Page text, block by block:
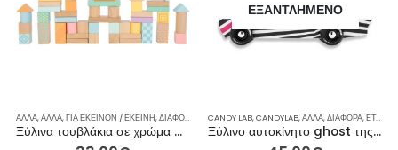
& ΒΙΒΛΊΑ
,ΑΞΕΣΟΥΆΡ,ΑΞΕΣΟΥΆΡ,ΓΙΑ ΕΚΕΊΝΟΝ / ΕΚΕΊΝΗ ,ΕΠΟΧΙΑΚΆ,ΙΔΈΕΣ ΓΙΑ ΔΏΡΑ,ΠΆΣΧΑ,
ΆΛΛΑ,ΆΛΛΑ,ΓΙΑ ΕΚΕΊΝΟΝ / ΕΚΕΊΝΗ,ΔΙΆΦΟΡΑ ΙΔΈΕΣ ΓΙΑ ΔΏΡΑ,ΞΎΛΙΝΑ,ΠΑΖΛ,ΤΈΧΝΗ & ΒΙΒΛΊΑ
Ξύλινα τουβλάκια σε χρώμα παστέλ 50 τεμάχια.
ΕΞΑΝΤΛΗΜΈΝΟ
CANDY LAB,CANDYLAB,ΆΛΛΑ,ΔΙΆΦΟΡΑ,ΕΤΑΙΡΕΊΕΣ
Ξύλινο αυτοκίνητο ghost της CANDYLAB